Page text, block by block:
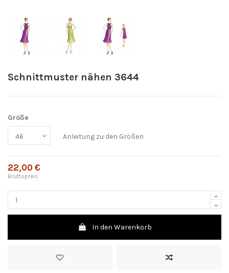
Schnittmuster nähen 3644
Größe
Anleitung zu den Größen
22,00 €
Bruttopreis
In den Warenkorb